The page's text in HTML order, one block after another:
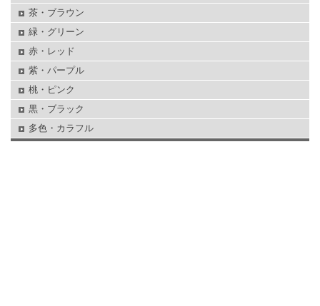
茶・ブラウン
緑・グリーン
赤・レッド
紫・パープル
桃・ピンク
黒・ブラック
多色・カラフル